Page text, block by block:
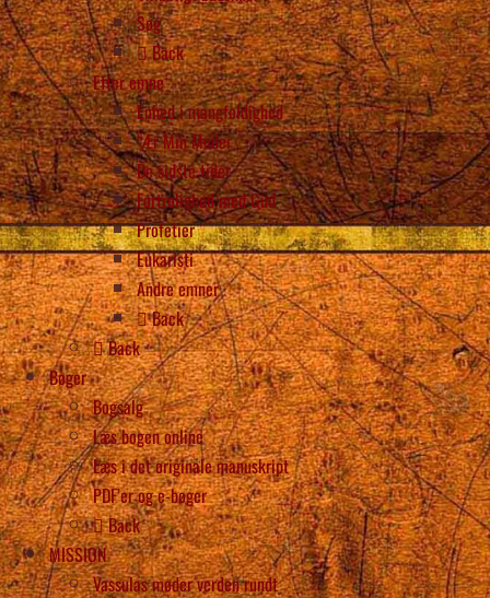
Søg
Back
Efter emne
Enhed i mangfoldighed
“Ær Min Moder
De sidste tider
Fortrolighed med Gud
Profetier
Eukaristi
Andre emner
Back
Back
Bøger
Bogsalg
Læs bogen online
Læs i det originale manuskript
PDF’er og e-bøger
Back
MISSION
Vassulas møder verden rundt